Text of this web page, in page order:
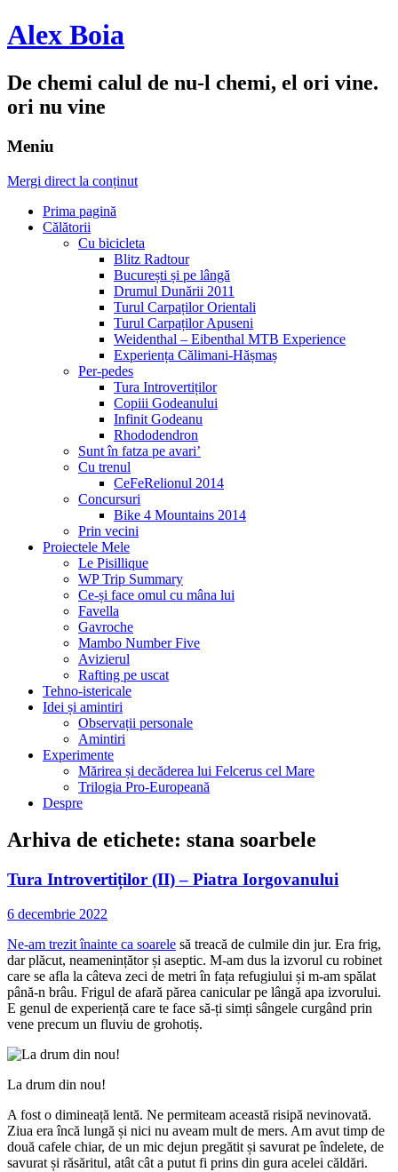
Alex Boia
De chemi calul de nu-l chemi, el ori vine.
ori nu vine
Meniu
Mergi direct la conținut
Prima pagină
Călătorii
Cu bicicleta
Blitz Radtour
București și pe lângă
Drumul Dunării 2011
Turul Carpaților Orientali
Turul Carpaților Apuseni
Weidenthal – Eibenthal MTB Experience
Experiența Călimani-Hășmaș
Per-pedes
Tura Introvertiților
Copiii Godeanului
Infinit Godeanu
Rhododendron
Sunt în fatza pe avari’
Cu trenul
CeFeRelionul 2014
Concursuri
Bike 4 Mountains 2014
Prin vecini
Proiectele Mele
Le Pisillique
WP Trip Summary
Ce-și face omul cu mâna lui
Favella
Gavroche
Mambo Number Five
Avizierul
Rafting pe uscat
Tehno-istericale
Idei și amintiri
Observații personale
Amintiri
Experimente
Mărirea și decăderea lui Felcerus cel Mare
Trilogia Pro-Europeană
Despre
Arhiva de etichete: stana soarbele
Tura Introvertiților (II) – Piatra Iorgovanului
6 decembrie 2022
Ne-am trezit înainte ca soarele să treacă de culmile din jur. Era frig,
dar plăcut, neamenințător și aseptic. M-am dus la izvorul cu robinet
care se afla la câteva zeci de metri în fața refugiului și m-am spălat
până-n brâu. Frigul de afară părea canicular pe lângă apa izvorului.
E genul de experiență care te face să-ți simți sângele curgând prin
vene precum un fluviu de grohotiș.
La drum din nou!
A fost o dimineață lentă. Ne permiteam această risipă nevinovată.
Ziua era încă lungă și nici nu aveam mult de mers. Am avut timp de
două cafele chiar, de un mic dejun pregătit și savurat pe îndelete, de
savurat și răsăritul, atât cât a putut fi prins din gura acelei căldări.